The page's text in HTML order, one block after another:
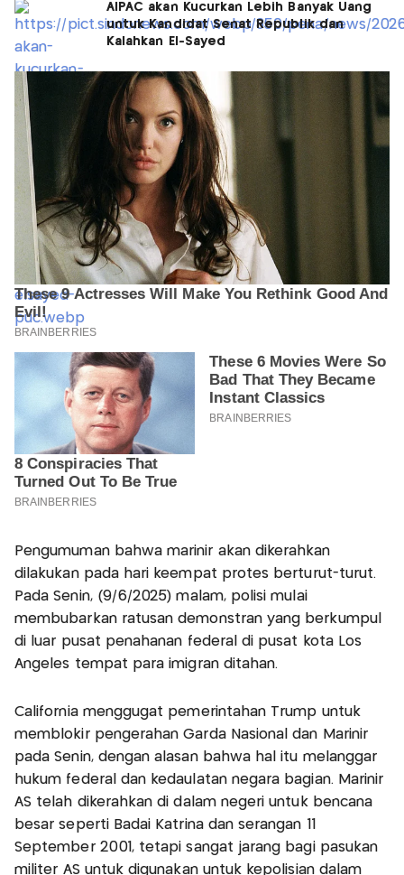
AIPAC akan Kucurkan Lebih Banyak Uang
untuk Kandidat Senat Republik dan
Kalahkan El-Sayed
Pengumuman bahwa marinir akan dikerahkan
dilakukan pada hari keempat protes berturut-turut.
Pada Senin, (9/6/2025) malam, polisi mulai
membubarkan ratusan demonstran yang berkumpul
di luar pusat penahanan federal di pusat kota Los
Angeles tempat para imigran ditahan.
California menggugat pemerintahan Trump untuk
memblokir pengerahan Garda Nasional dan Marinir
pada Senin, dengan alasan bahwa hal itu melanggar
hukum federal dan kedaulatan negara bagian. Marinir
AS telah dikerahkan di dalam negeri untuk bencana
besar seperti Badai Katrina dan serangan 11
September 2001, tetapi sangat jarang bagi pasukan
militer AS untuk digunakan untuk kepolisian dalam